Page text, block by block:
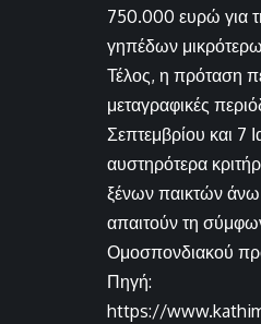
750.000 ευρώ για
γηπέδων
Τέλος, η πρόταση
μεταγραφικές
Σεπτεμβρίου και 7
αυστηρότερα
ξένων παικτών
απαιτούν τη
Ομοσπονδιακού
Πηγή:
https://